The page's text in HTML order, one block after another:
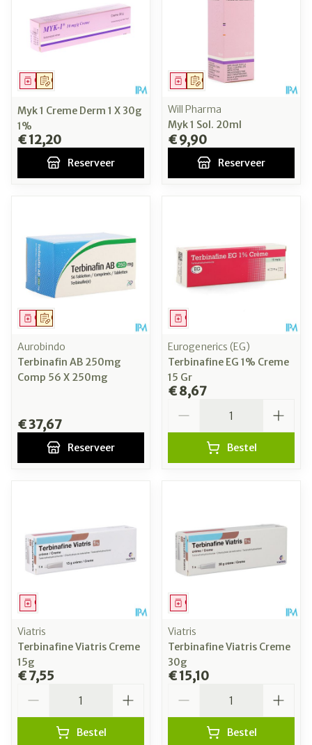
Op voorschrift
Geneesmiddel
Myk 1 Creme Derm 1 X 30g
1%
€ 12,20
Reserveer
Op voorschrift
Geneesmiddel
Will Pharma
Myk 1 Sol. 20ml
€ 9,90
Reserveer
Op voorschrift
Geneesmiddel
Aurobindo
Terbinafin AB 250mg
Comp 56 X 250mg
€ 37,67
Reserveer
Geneesmiddel
Eurogenerics (EG)
Terbinafine EG 1% Creme
15 Gr
€ 8,67
Bestel
Geneesmiddel
Viatris
Terbinafine Viatris Creme
15g
€ 7,55
Bestel
Geneesmiddel
Viatris
Terbinafine Viatris Creme
30g
€ 15,10
Bestel